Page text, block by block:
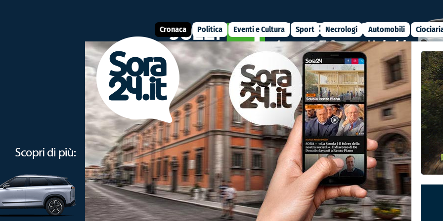
Cronaca Politica Eventi e Cultura Sport Necrologi Automobili